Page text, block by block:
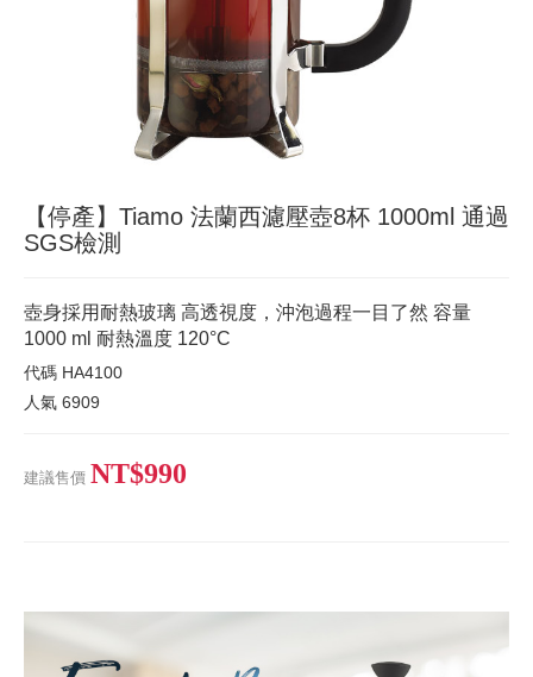
【停產】Tiamo 法蘭西濾壓壺8杯 1000ml 通過
SGS檢測
壺身採用耐熱玻璃 高透視度，沖泡過程一目了然 容量
1000 ml 耐熱溫度 120°C
代碼 HA4100
人氣 6909
建議售價 NT$990